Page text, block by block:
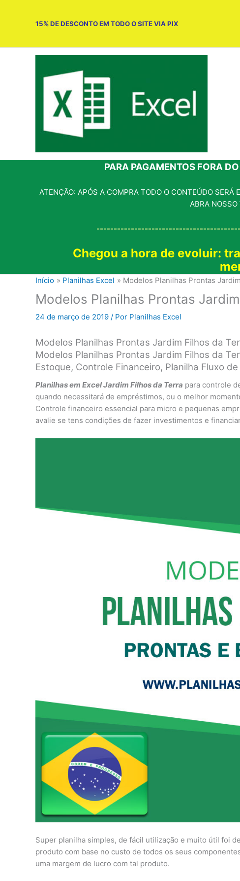
15% DE DESCONTO EM TODO O SITE VIA PIX
PARA PAGAMENTOS FORA
ATENÇÃO: APÓS A COMPRA TODO O CONTEÚDO SERÁ
ABRA
Chegou a hora de evoluir:
Início Planilhas Excel Modelos Planilhas Prontas
Modelos Planilhas Prontas
24 de março de 2019 / Por Planilhas Excel
Modelos Planilhas Prontas Jardim Filhos da
Modelos Planilhas Prontas Jardim Filhos da
Estoque, Controle Financeiro, Planilha Fluxo de
Planilhas em Excel Jardim Filhos da Terra para controle
quando necessitará de empréstimos, ou o melhor
Controle financeiro essencial para micro e pequenas
avalie se tens condições de fazer investimentos e
Super planilha simples, de fácil utilização e muito útil foi
produto com base no custo de todos os seus
uma margem de lucro com tal produto.